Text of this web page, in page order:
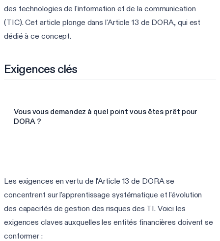
des technologies de l'information et de la communication
(TIC). Cet article plonge dans l'Article 13 de DORA, qui est
dédié à ce concept.
Exigences clés
Vous vous demandez à quel point vous êtes prêt pour
DORA ?
Les exigences en vertu de l'Article 13 de DORA se
concentrent sur l'apprentissage systématique et l'évolution
des capacités de gestion des risques des TI. Voici les
exigences claves auxquelles les entités financières doivent se
conformer :